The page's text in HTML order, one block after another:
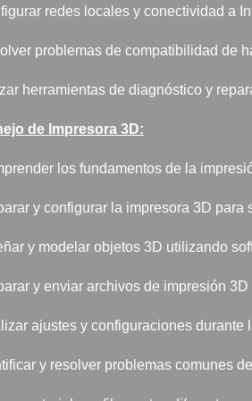
redes locales y conectividad a
problemas de compatibilidad de
herramientas de diagnóstico y
de Impresora 3D:
los fundamentos de la
y configurar la impresora 3D para
y modelar objetos 3D utilizando
y enviar archivos de impresión 3D
ajustes y configuraciones durante
y resolver problemas comunes